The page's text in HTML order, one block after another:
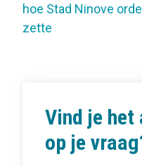
hoe Stad Ninove
zette
Vind je het
op je